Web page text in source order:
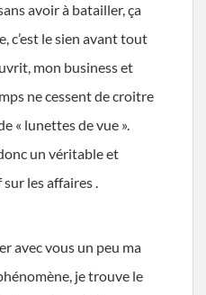
avoir à batailler, ça
c’est le sien avant tout
mon business et
ne cessent de croitre
« lunettes de vue ».
un véritable et
les affaires .
avec vous un peu ma
je trouve le